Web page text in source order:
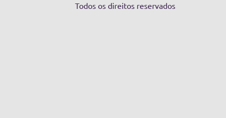
Todos os direitos reservados